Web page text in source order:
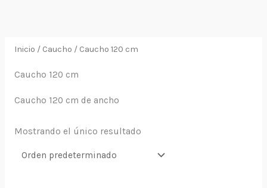
Inicio / Caucho / Caucho 120 cm
Caucho 120 cm
Caucho 120 cm de ancho
Mostrando el único resultado